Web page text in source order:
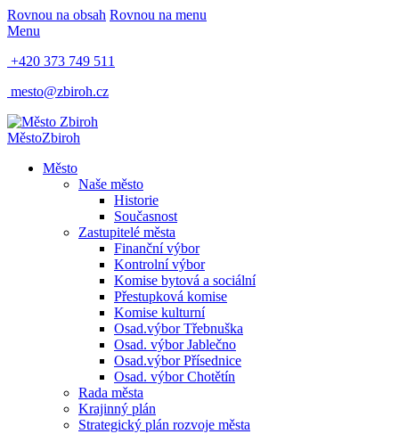
Rovnou na obsah Rovnou na menu
Menu
+420 373 749 511
mesto@zbiroh.cz
MěstoZbiroh
Město
Naše město
Historie
Současnost
Zastupitelé města
Finanční výbor
Kontrolní výbor
Komise bytová a sociální
Přestupková komise
Komise kulturní
Osad.výbor Třebnuška
Osad. výbor Jablečno
Osad.výbor Přísednice
Osad. výbor Chotětín
Rada města
Krajinný plán
Strategický plán rozvoje města